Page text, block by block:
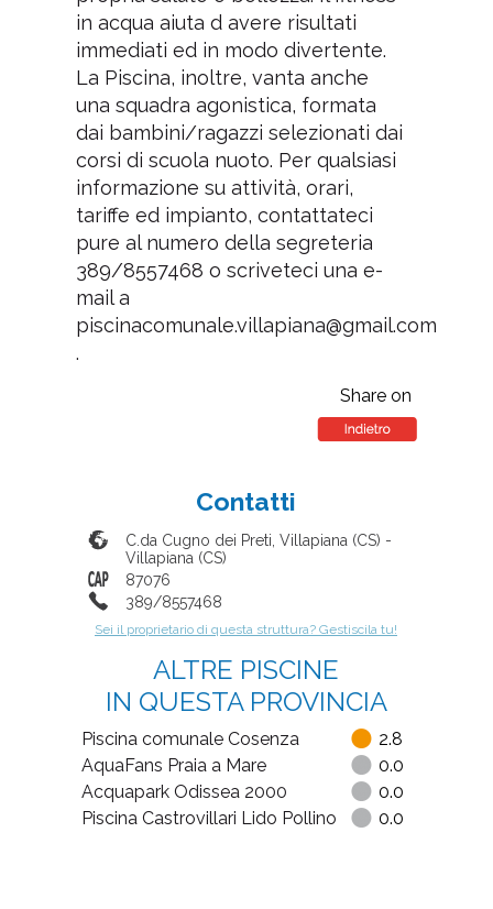
in acqua aiuta d avere risultati
immediati ed in modo divertente.
La Piscina, inoltre, vanta anche
una squadra agonistica, formata
dai bambini/ragazzi selezionati dai
corsi di scuola nuoto. Per qualsiasi
informazione su attività, orari,
tariffe ed impianto, contattateci
pure al numero della segreteria
389/8557468 o scriveteci una e-
mail a
piscinacomunale.villapiana@gmail.com
.
Share on
Contatti
C.da Cugno dei Preti, Villapiana (CS) -
Villapiana (CS)
87076
389/8557468
Sei il proprietario di questa struttura? Gestiscila tu!
ALTRE PISCINE
IN QUESTA PROVINCIA
Piscina comunale Cosenza
2.8
AquaFans Praia a Mare
0.0
Acquapark Odissea 2000
0.0
Piscina Castrovillari Lido Pollino
0.0